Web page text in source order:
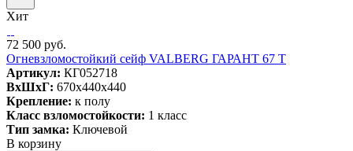
Хит
72 500 руб.
Огневзломостойкий сейф VALBERG ГАРАНТ 67 T
Артикул: КГ052718
ВxШxГ: 670x440x440
Крепление: к полу
Класс взломостойкости: 1 класс
Тип замка: Ключевой
В корзину